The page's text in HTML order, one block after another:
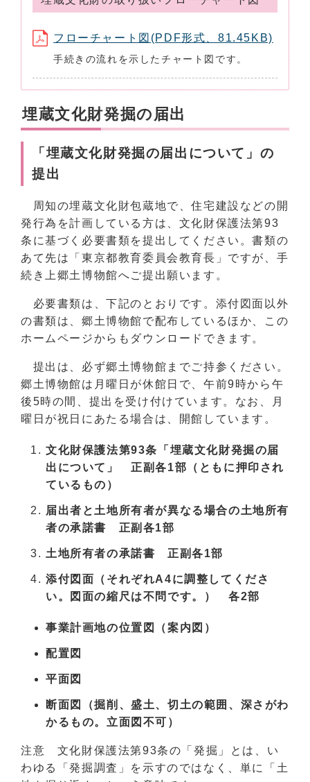
フローチャート図(PDF形式、81.45KB)
手続きの流れを示したチャート図です。
埋蔵文化財発掘の届出
「埋蔵文化財発掘の届出について」の
提出
周知の埋蔵文化財包蔵地で、住宅建設などの開
発行為を計画している方は、文化財保護法第93
条に基づく必要書類を提出してください。書類の
あて先は「東京都教育委員会教育長」ですが、手
続き上郷土博物館へご提出願います。
必要書類は、下記のとおりです。添付図面以外
の書類は、郷土博物館で配布しているほか、この
ホームページからもダウンロードできます。
提出は、必ず郷土博物館までご持参ください。
郷土博物館は月曜日が休館日で、午前9時から午
後5時の間、提出を受け付けています。なお、月
曜日が祝日にあたる場合は、開館しています。
文化財保護法第93条「埋蔵文化財発掘の届
出について」 正副各1部（ともに押印され
ているもの）
届出者と土地所有者が異なる場合の土地所有
者の承諾書 正副各1部
土地所有者の承諾書 正副各1部
添付図面（それぞれA4に調整してくださ
い。図面の縮尺は不問です。） 各2部
事業計画地の位置図（案内図）
配置図
平面図
断面図（掘削、盛土、切土の範囲、深さがわ
かるもの。立面図不可）
注意 文化財保護法第93条の「発掘」とは、い
わゆる「発掘調査」を示すのではなく、単に「土